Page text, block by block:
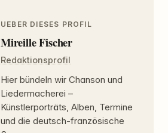
UEBER DIESES PROFIL
Mireille Fischer
Redaktionsprofil
Hier bündeln wir Chanson und
Liedermacherei –
Künstlerporträts, Alben, Termine
und die deutsch-französische